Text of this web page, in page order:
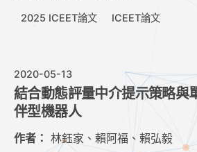
2025 ICEET論文 ICEET論文
2020-05-13
結合動態評量中介提示策略與
伴型機器人
作者： 林鈺家、賴阿福、賴弘毅